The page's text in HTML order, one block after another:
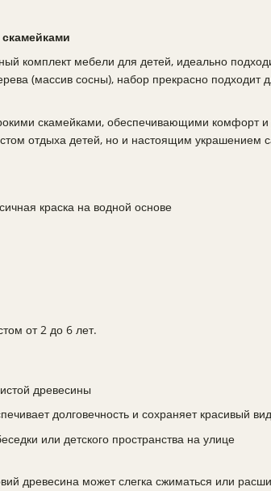
комплект мебели для детей, идеально
(массив сосны), набор прекрасно подходит
скамейками, обеспечивающими комфорт и
отдыха детей, но и настоящим украшением
краска на водной основе
от 2 до 6 лет.
древесины
долговечность и сохраняет красивый
или детского пространства на улице
древесина может слегка сжиматься или